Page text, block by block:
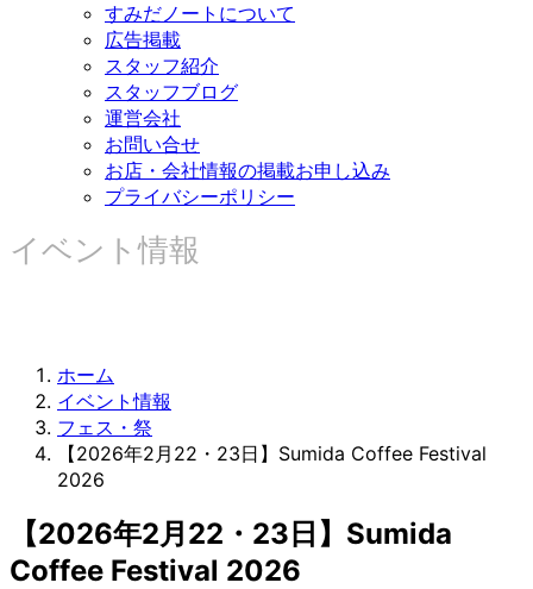
すみだノートについて
広告掲載
スタッフ紹介
スタッフブログ
運営会社
お問い合せ
お店・会社情報の掲載お申し込み
プライバシーポリシー
イベント情報
ホーム
イベント情報
フェス・祭
【2026年2月22・23日】Sumida Coffee Festival
2026
【2026年2月22・23日】Sumida
Coffee Festival 2026